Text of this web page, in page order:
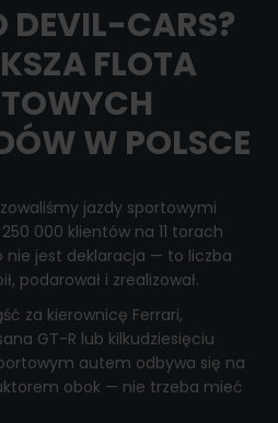
DEVIL-CARS?
FLOTA
W POLSCE
jazdy sportowymi
na 11 torach
nie jest deklaracja — to liczba
które ktoś kupił, podarował i zrealizował.
za kierownicę Ferrari,
lub kilkudziesięciu
autem odbywa się na